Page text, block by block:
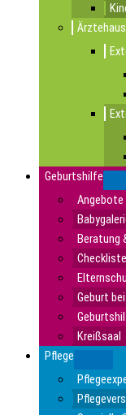
Geburtshilfe
Angebote
Beratung
Geburt
Kreißsaal
Pflege